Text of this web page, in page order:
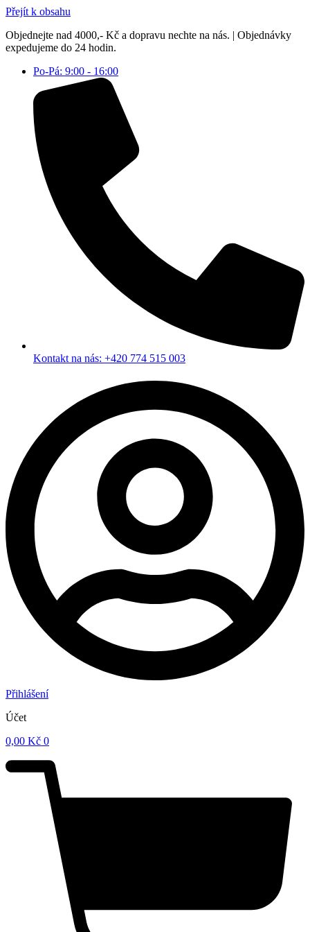
Přejít k obsahu
Objednejte nad 4000,- Kč a dopravu nechte na nás. | Objednávky
expedujeme do 24 hodin.
Po-Pá: 9:00 - 16:00
Kontakt na nás: +420 774 515 003
Přihlášení
Účet
0,00 Kč 0